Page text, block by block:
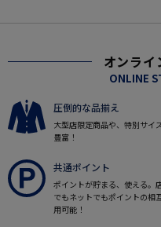
オンライ
ONLINE
圧倒的な品揃え
大型店限定商品や、特別サイ
豊富！
共通ポイント
ポイントが貯まる、使える。
でもネットでもポイントの相
用可能！